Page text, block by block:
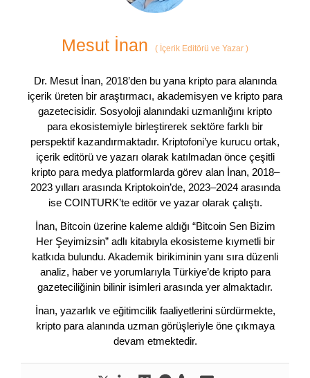
Mesut İnan ( İçerik Editörü ve Yazar )
Dr. Mesut İnan, 2018’den bu yana kripto para alanında
içerik üreten bir araştırmacı, akademisyen ve kripto para
gazetecisidir. Sosyoloji alanındaki uzmanlığını kripto
para ekosistemiyle birleştirerek sektöre farklı bir
perspektif kazandırmaktadır. Kriptofoni’ye kurucu ortak,
içerik editörü ve yazarı olarak katılmadan önce çeşitli
kripto para medya platformlarda görev alan İnan, 2018–
2023 yılları arasında Kriptokoin’de, 2023–2024 arasında
ise COINTURK’te editör ve yazar olarak çalıştı.
İnan, Bitcoin üzerine kaleme aldığı “Bitcoin Sen Bizim
Her Şeyimizsin” adlı kitabıyla ekosisteme kıymetli bir
katkıda bulundu. Akademik birikiminin yanı sıra düzenli
analiz, haber ve yorumlarıyla Türkiye’de kripto para
gazeteciliğinin bilinir isimleri arasında yer almaktadır.
İnan, yazarlık ve eğitimcilik faaliyetlerini sürdürmekte,
kripto para alanında uzman görüşleriyle öne çıkmaya
devam etmektedir.